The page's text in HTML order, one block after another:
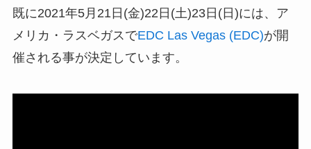
既に2021年5月21日(金)22日(土)23日(日)には、ア
メリカ・ラスベガスでEDC Las Vegas (EDC)が開
催される事が決定しています。